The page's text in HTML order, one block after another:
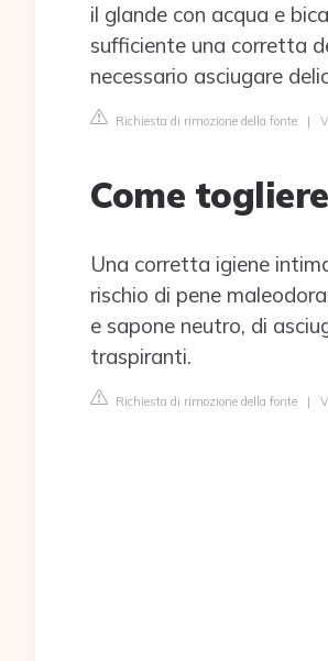
il glande con acqua e
sufficiente una corretta
necessario asciugare
Richiesta di rimozione della fonte |
Come
Una corretta igiene
rischio di pene
e sapone neutro, di
traspiranti.
Richiesta di rimozione della fonte |